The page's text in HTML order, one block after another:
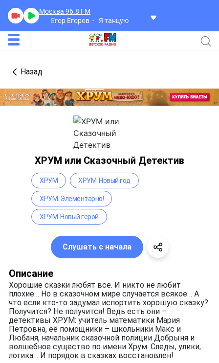
Москва 96.8 FM
Егор Егоров
Я танцую
Назад
ХРУМ или Сказочный Детектив
Описание
Хорошие сказки любят все. И никто не любит
плохие… Но в сказочном мире случается всякое… А
что если кто-то задумал испортить хорошую сказку?
Получится? Не получится! Ведь есть они –
детективы ХРУМ: учитель математики Мария
Петровна, её помощники – школьники Макс и
Любаня, начальник сказочной полиции Добрыня и
волшебное существо по имени Хрум. Следы, улики,
логика… И порядок в сказках восстановлен!
ХРУМ ХРУМ. Новый год
ХРУМ. Элементарно!
ХРУМ. Новый герой
Слушать с начала